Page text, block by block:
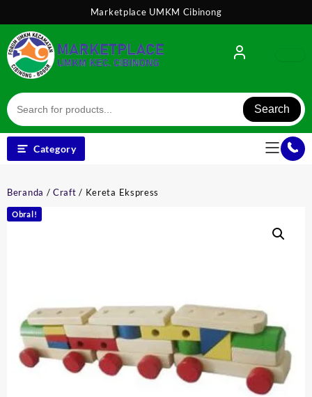
content
Marketplace UMKM Cibinong
Search
Category
Beranda /Craft / Kereta Ekspress
Obral!